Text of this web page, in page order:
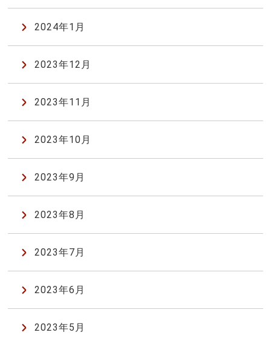
2024年1月
2023年12月
2023年11月
2023年10月
2023年9月
2023年8月
2023年7月
2023年6月
2023年5月